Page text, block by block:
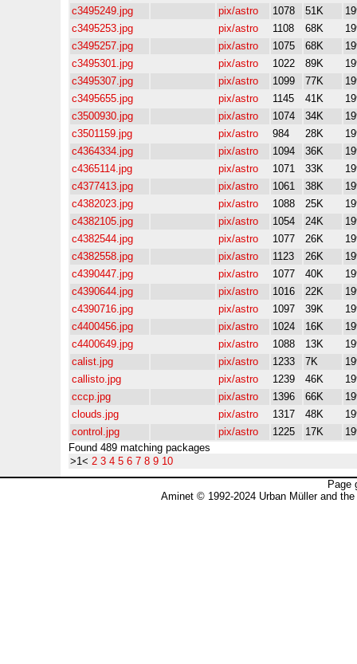
c3495249.jpg
pix/astro 1078 51K
c3495253.jpg
pix/astro 1108 68K
c3495257.jpg
pix/astro 1075 68K
c3495301.jpg
pix/astro 1022 89K
c3495307.jpg
pix/astro 1099 77K
c3495655.jpg
pix/astro 1145 41K
c3500930.jpg
pix/astro 1074 34K
c3501159.jpg
pix/astro 984 28K
c4364334.jpg
pix/astro 1094 36K
c4365114.jpg
pix/astro 1071 33K
c4377413.jpg
pix/astro 1061 38K
c4382023.jpg
pix/astro 1088 25K
c4382105.jpg
pix/astro 1054 24K
c4382544.jpg
pix/astro 1077 26K
c4382558.jpg
pix/astro 1123 26K
c4390447.jpg
pix/astro 1077 40K
c4390644.jpg
pix/astro 1016 22K
c4390716.jpg
pix/astro 1097 39K
c4400456.jpg
pix/astro 1024 16K
c4400649.jpg
pix/astro 1088 13K
calist.jpg
pix/astro 1233 7K
callisto.jpg
pix/astro 1239 46K
cccp.jpg
pix/astro 1396 66K
clouds.jpg
pix/astro 1317 48K
control.jpg
pix/astro 1225 17K
Found 489 matching packages
>1< 2 3 4 5 6 7 8 9 10
Page
Aminet © 1992-2024 Urban Müller and the